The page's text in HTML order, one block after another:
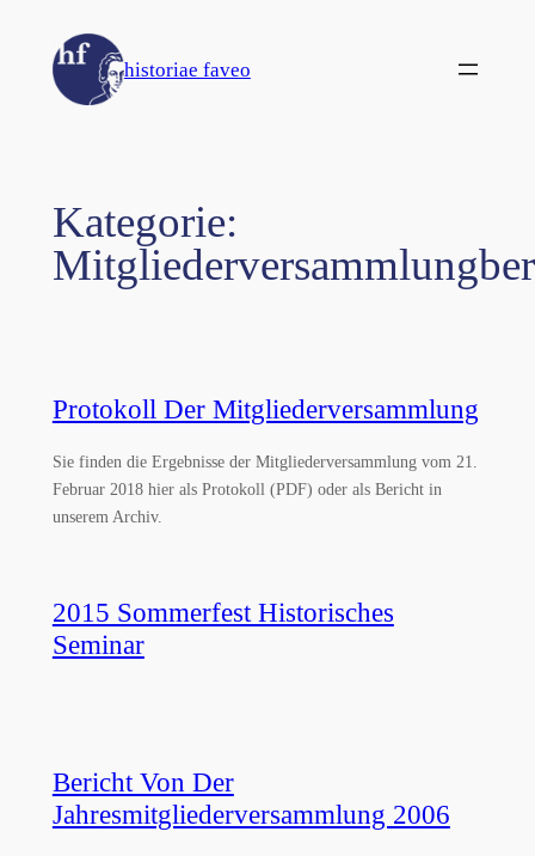
Inhalt
springen
historiae faveo
Kategorie:
Protokoll Der Mitgliederversammlung
Sie finden die Ergebnisse der Mitgliederversammlung vom 21.
Februar 2018 hier als Protokoll (PDF) oder als Bericht in
unserem Archiv.
2015 Sommerfest Historisches
Seminar
Bericht Von Der
Jahresmitgliederversammlung 2006